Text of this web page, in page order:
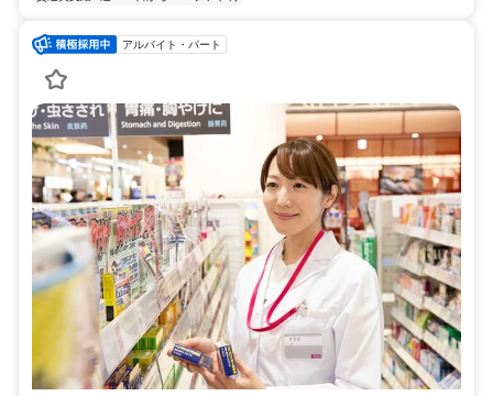
アルバイト・パート